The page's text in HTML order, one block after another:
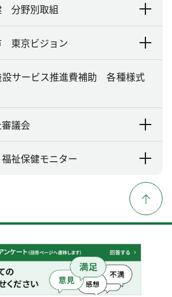
分野別取組
東京ビジョン
設サービス推進費補助 各種様式
議会
祉保健モニター